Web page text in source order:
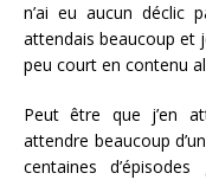
n’ai eu aucun déclic
attendais beaucoup et
peu court en contenu
Peut être que j’en
attendre beaucoup
centaines